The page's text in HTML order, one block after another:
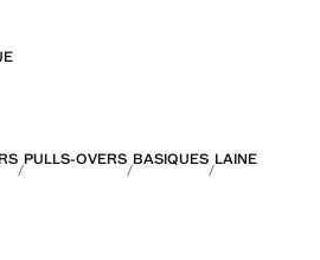
PULLS-OVERS BASIQUES LAINE